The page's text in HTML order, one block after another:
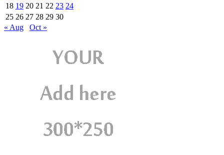
18 19 20 21 22 23 24
25 26 27 28 29 30
« Aug
Oct »